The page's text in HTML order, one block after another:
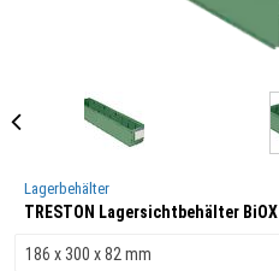
Lagerbehälter
TRESTON Lagersichtbehälter BiOX